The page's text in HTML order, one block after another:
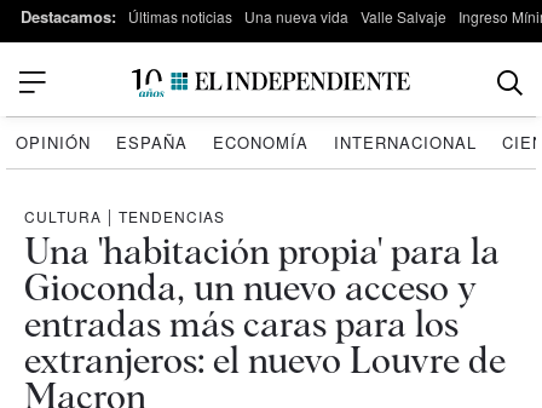
Destacamos: Últimas noticias Una nueva vida Valle Salvaje Ingreso
OPINIÓN ESPAÑA ECONOMÍA INTERNACIONAL
CULTURA | TENDENCIAS
Una 'habitación propia' para la
Gioconda, un nuevo acceso y
entradas más caras para los
extranjeros: el nuevo Louvre de
Macron